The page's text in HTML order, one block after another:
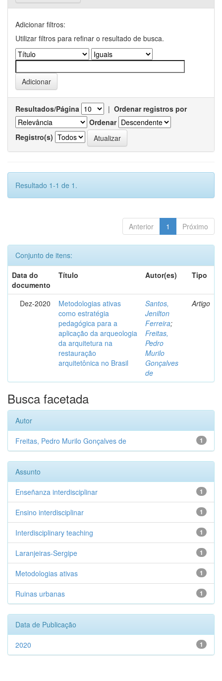
Adicionar filtros:
Utilizar filtros para refinar o resultado de busca.
Resultados/Página | Ordenar registros por
Ordenar
Registro(s)
Resultado 1-1 de 1.
Anterior 1 Próximo
Conjunto de itens:
Data do
documento
Título Autor(es) Tipo
Dez-2020
Metodologias ativas
como estratégia
pedagógica para a
aplicação da arqueologia
da arquitetura na
restauração
arquitetônica no Brasil
Santos,
Jenilton
Ferreira;
Freitas,
Pedro
Murilo
Gonçalves
de
Artigo
Busca facetada
Autor
1
Freitas, Pedro Murilo Gonçalves de
Assunto
1
Enseñanza interdisciplinar
1
Ensino interdisciplinar
1
Interdisciplinary teaching
1
Laranjeiras-Sergipe
1
Metodologias ativas
1
Ruinas urbanas
Data de Publicação
1
2020